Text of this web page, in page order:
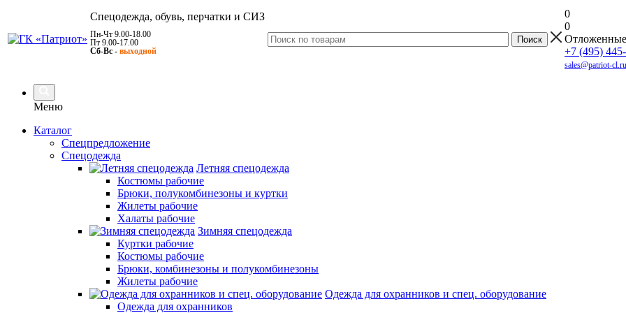
Спецодежда, обувь, перчатки и СИЗ
Пн-Чт 9.00-18.00
Пт 9.00-17.00
Сб-Вс - выходной
0
0
Отложенные
+7 (495)
sales@patriot-cl.ru
Меню
Каталог
Спецпредложение
Спецодежда
Летняя спецодежда
Костюмы рабочие
Брюки, полукомбинезоны и куртки
Жилеты рабочие
Халаты рабочие
Зимняя спецодежда
Куртки рабочие
Костюмы рабочие
Брюки, комбинезоны и полукомбинезоны
Жилеты рабочие
Одежда для охранников и спец. оборудование
Одежда для охранников